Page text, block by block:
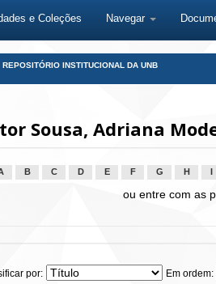
e Coleções Navegar
REPOSITÓRIO INSTITUCIONAL DA UNB
Sousa, Adriana
B C D E F G H
ou entre com as
por: Em ordem: